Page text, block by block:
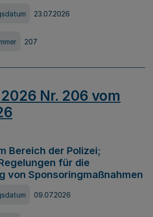
23.07.2026
207
Nr. 206 vom
Bereich der Polizei;
für die
von Sponsoringmaßnahmen
09.07.2026